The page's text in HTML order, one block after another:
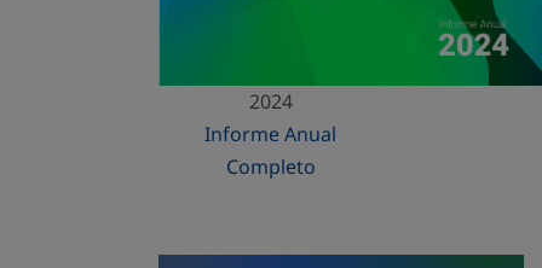
2024
Informe Anual
Completo